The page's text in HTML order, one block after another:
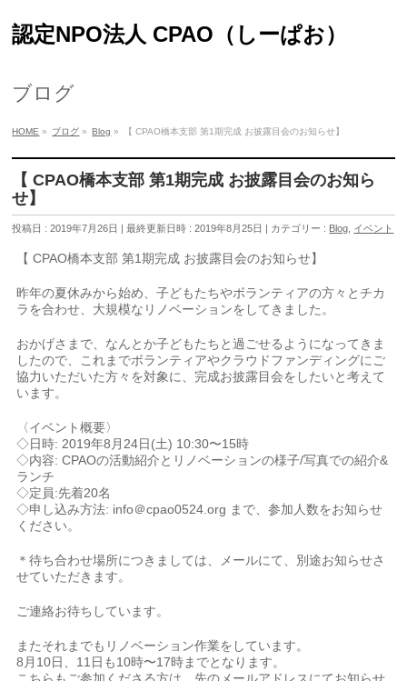
認定NPO法人 CPAO（しーぱお）
ブログ
HOME » ブログ » Blog » 【 CPAO橋本支部 第1期完成 お披露目会のお知らせ】
【 CPAO橋本支部 第1期完成 お披露目会のお知ら
せ】
投稿日 : 2019年7月26日 最終更新日時 : 2019年8月25日 カテゴリー : Blog イベント
【 CPAO橋本支部 第1期完成 お披露目会のお知らせ】
昨年の夏休みから始め、子どもたちやボランティアの方々とチカ
ラを合わせ、大規模なリノベーションをしてきました。
おかげさまで、なんとか子どもたちと過ごせるようになってきま
したので、これまでボランティアやクラウドファンディングにご
協力いただいた方々を対象に、完成お披露目会をしたいと考えて
います。
〈イベント概要〉
◇日時: 2019年8月24日(土) 10:30〜15時
◇内容: CPAOの活動紹介とリノベーションの様子/写真での紹介&
ランチ
◇定員:先着20名
◇申し込み方法: info＠cpao0524.org まで、参加人数をお知らせ
ください。
＊待ち合わせ場所につきましては、メールにて、別途お知らせさ
せていただきます。
ご連絡お待ちしています。
またそれまでもリノベーション作業をしています。
8月10日、11日も10時〜17時までとなります。